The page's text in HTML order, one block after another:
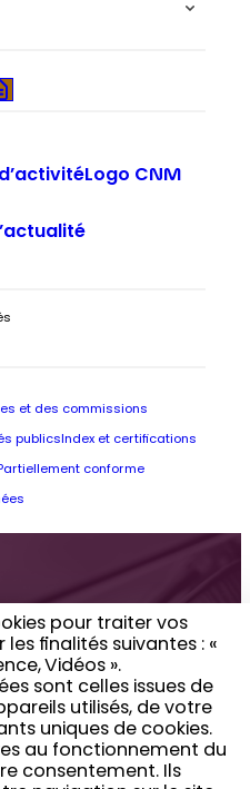
pour traiter vos
finalités suivantes : «
Vidéos ».
sont celles issues de
utilisés, de votre
uniques de cookies.
au fonctionnement du
consentement. Ils
Logo CNM
et des commissions
publics Index et certifications
conforme
toute
CNM
boîte